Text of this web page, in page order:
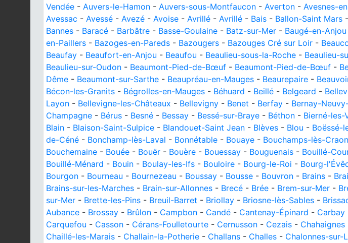
Vendée - Auvers-le-Hamon - Auvers-sous-Montfaucon - Averton - Avesnes-
Avessac - Avessé - Avezé - Avoise - Avrillé - Avrillé - Bais - Ballon-Saint Mars -
Bannes - Baracé - Barbâtre - Basse-Goulaine - Batz-sur-Mer - Baugé-en-Anjou
en-Paillers - Bazoges-en-Pareds - Bazougers - Bazouges Cré sur Loir -
Beaufay - Beaufort-en-Anjou - Beaufou - Beaulieu-sous-la-Roche - Beaulieu-
Beaulieu-sur-Oudon - Beaumont-Pied-de-Bœuf - Beaumont-Pied-de-Bœuf -
Dême - Beaumont-sur-Sarthe - Beaupréau-en-Mauges - Beaurepaire -
Bécon-les-Granits - Bégrolles-en-Mauges - Béhuard - Beillé - Belgeard -
Layon - Bellevigne-les-Châteaux - Bellevigny - Benet - Berfay - Bernay-
Champagne - Bérus - Besné - Bessay - Bessé-sur-Braye - Béthon - Bierné-les-
Blain - Blaison-Saint-Sulpice - Blandouet-Saint Jean - Blèves - Blou - Boëssé-
de-Céné - Bonchamp-lès-Laval - Bonnétable - Bouaye - Bouchamps-lès-Craon
Bouchemaine - Bouée - Bouër - Bouère - Bouessay - Bouguenais - Bouillé-
Bouillé-Ménard - Bouin - Boulay-les-Ifs - Bouloire - Bourg-le-Roi - Bourg-
Bourgon - Bourneau - Bournezeau - Boussay - Bousse - Bouvron - Brains -
Brains-sur-les-Marches - Brain-sur-Allonnes - Brecé - Brée - Brem-sur-Mer -
sur-Mer - Brette-les-Pins - Breuil-Barret - Briollay - Briosne-lès-Sables -
Aubance - Brossay - Brûlon - Campbon - Candé - Cantenay-Épinard - Carbay
Carquefou - Casson - Cérans-Foulletourte - Cernusson - Cezais - Chahaignes
Chaillé-les-Marais - Challain-la-Potherie - Challans - Challes - Chalonnes-sur-